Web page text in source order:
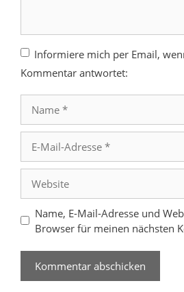
Informiere mich per Email,
Kommentar antwortet:
Mail-
Adresse
Name, E-Mail-Adresse und
Browser für meinen nächsten